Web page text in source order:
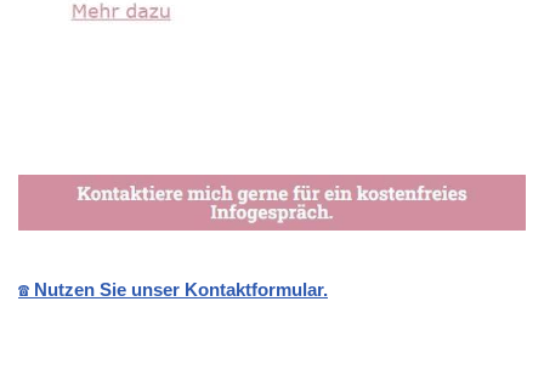
☎️ Nutzen Sie unser Kontaktformular.